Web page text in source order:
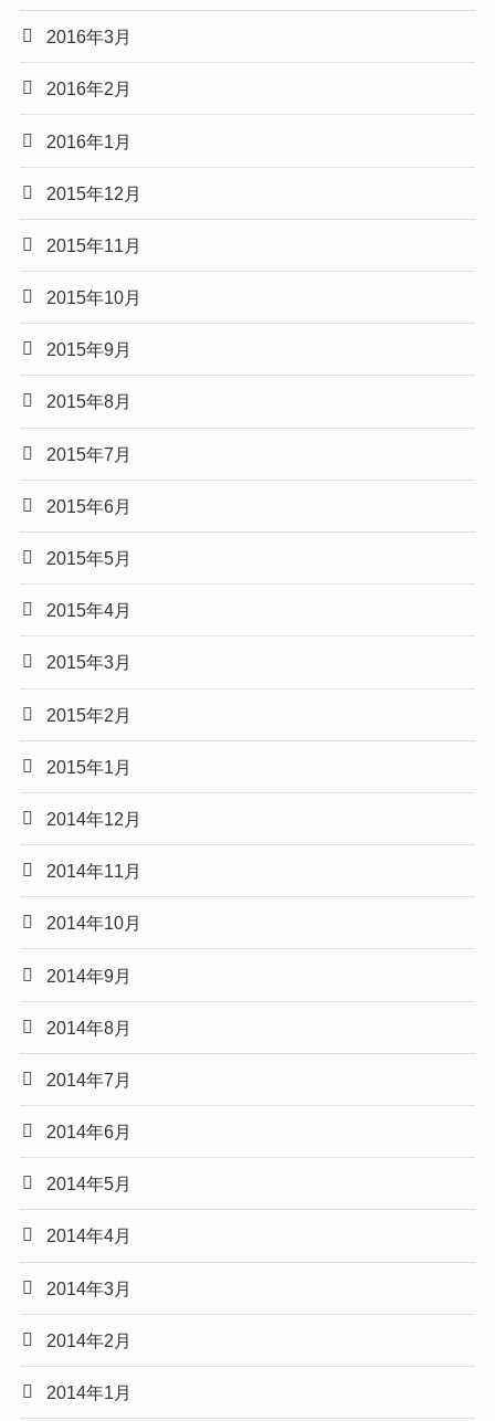
2016年3月
2016年2月
2016年1月
2015年12月
2015年11月
2015年10月
2015年9月
2015年8月
2015年7月
2015年6月
2015年5月
2015年4月
2015年3月
2015年2月
2015年1月
2014年12月
2014年11月
2014年10月
2014年9月
2014年8月
2014年7月
2014年6月
2014年5月
2014年4月
2014年3月
2014年2月
2014年1月